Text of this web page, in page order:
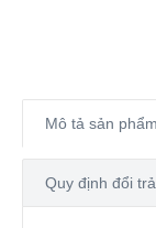
Mô tả sản phẩm
Quy định đổi trả